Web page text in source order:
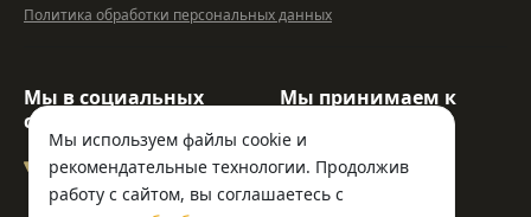
Мы используем файлы cookie и
рекомендательные технологии. Продолжив
работу с сайтом, вы соглашаетесь с
Политика обработки персональных данных
Мы в социальных
сетях:
Мы принимаем к